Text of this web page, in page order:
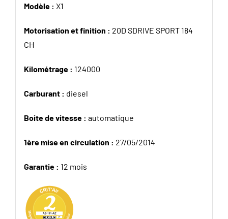
Modèle : X1
Motorisation et finition : 20D SDRIVE SPORT 184
CH
Kilométrage : 124000
Carburant : diesel
Boite de vitesse : automatique
1ère mise en circulation : 27/05/2014
Garantie : 12 mois